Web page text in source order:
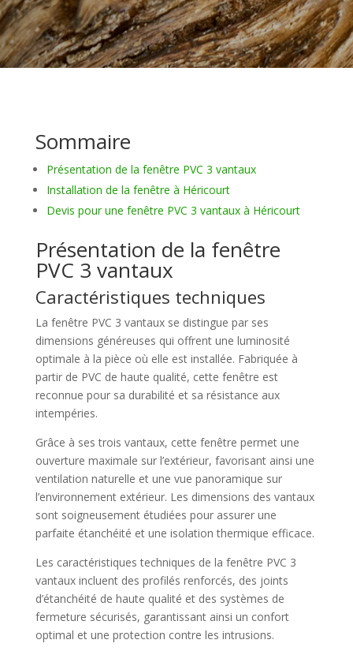
Sommaire
Présentation de la fenêtre PVC 3 vantaux
Installation de la fenêtre à Héricourt
Devis pour une fenêtre PVC 3 vantaux à Héricourt
Présentation de la fenêtre
PVC 3 vantaux
Caractéristiques techniques
La fenêtre PVC 3 vantaux se distingue par ses
dimensions généreuses qui offrent une luminosité
optimale à la pièce où elle est installée. Fabriquée à
partir de PVC de haute qualité, cette fenêtre est
reconnue pour sa durabilité et sa résistance aux
intempéries.
Grâce à ses trois vantaux, cette fenêtre permet une
ouverture maximale sur l’extérieur, favorisant ainsi une
ventilation naturelle et une vue panoramique sur
l’environnement extérieur. Les dimensions des vantaux
sont soigneusement étudiées pour assurer une
parfaite étanchéité et une isolation thermique efficace.
Les caractéristiques techniques de la fenêtre PVC 3
vantaux incluent des profilés renforcés, des joints
d’étanchéité de haute qualité et des systèmes de
fermeture sécurisés, garantissant ainsi un confort
optimal et une protection contre les intrusions.